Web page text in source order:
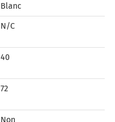
Blanc
N/C
40
72
Non